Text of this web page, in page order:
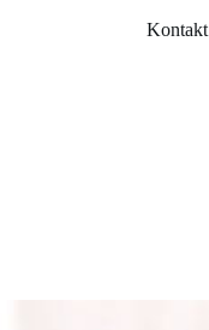
Kontakt